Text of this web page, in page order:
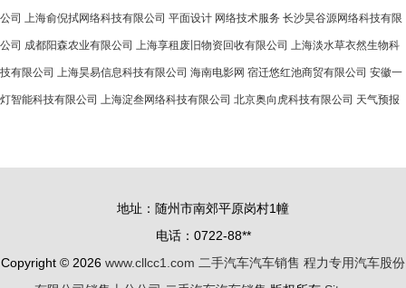
公司 上海俞倪拭网络科技有限公司 平面设计 网络技术服务 长沙昊谷源网络科技有限
公司 成都阳森农业有限公司 上海享租废旧物资回收有限公司 上海淡水草衣然生物科
技有限公司 上海昊易信息科技有限公司 海南电影网 宿迁悠红池商贸有限公司 安徽一
灯智能科技有限公司 上海淀叁网络科技有限公司 北京奥向虎科技有限公司 天气预报
地址：随州市南郊平原岗村1幢
电话：0722-88**
Copyright © 2026 www.cllcc1.com 二手汽车汽车销售 程力专用汽车股份